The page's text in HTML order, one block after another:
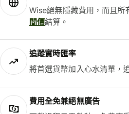
Wise絕無隱藏費用，而且所
間價結算。
追蹤實時匯率
將首選貨幣加入心水清單，
費用全免兼絕無廣告